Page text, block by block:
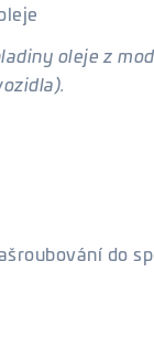
oleje z
do